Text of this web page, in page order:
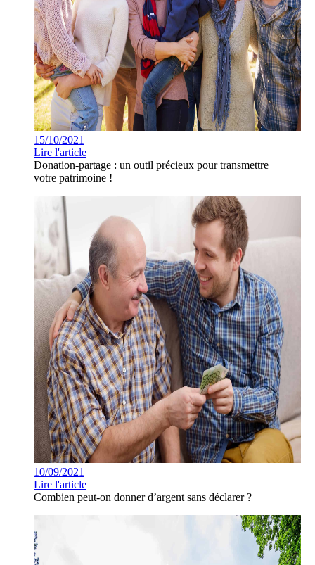
15/10/2021
Lire l'article
Donation-partage : un outil précieux pour transmettre
votre patrimoine !
10/09/2021
Lire l'article
Combien peut-on donner d’argent sans déclarer ?